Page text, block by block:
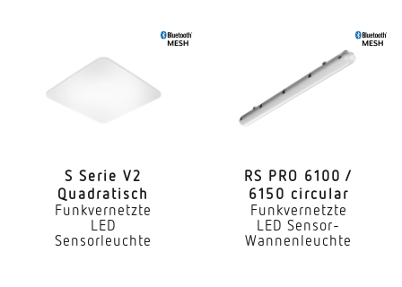
Farbwiedergabeindex CRI
80-89
Art der Verdrahtung
S Serie V2
Quadratisch
Funkvernetzte
LED
Sensorleuchte
RS PRO 6100 /
6150 circular
Funkvernetzte
LED Sensor-
Wannenleuchte